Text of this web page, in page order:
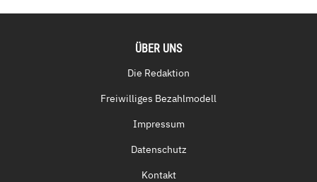
ÜBER UNS
Die Redaktion
Freiwilliges Bezahlmodell
Impressum
Datenschutz
Kontakt